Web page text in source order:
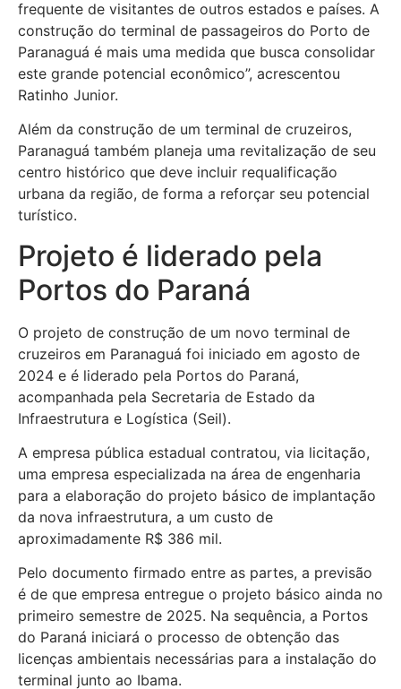
frequente de visitantes de outros estados e países. A
construção do terminal de passageiros do Porto de
Paranaguá é mais uma medida que busca consolidar
este grande potencial econômico”, acrescentou
Ratinho Junior.
Além da construção de um terminal de cruzeiros,
Paranaguá também planeja uma revitalização de seu
centro histórico que deve incluir requalificação
urbana da região, de forma a reforçar seu potencial
turístico.
Projeto é liderado pela
Portos do Paraná
O projeto de construção de um novo terminal de
cruzeiros em Paranaguá foi iniciado em agosto de
2024 e é liderado pela Portos do Paraná,
acompanhada pela Secretaria de Estado da
Infraestrutura e Logística (Seil).
A empresa pública estadual contratou, via licitação,
uma empresa especializada na área de engenharia
para a elaboração do projeto básico de implantação
da nova infraestrutura, a um custo de
aproximadamente R$ 386 mil.
Pelo documento firmado entre as partes, a previsão
é de que empresa entregue o projeto básico ainda no
primeiro semestre de 2025. Na sequência, a Portos
do Paraná iniciará o processo de obtenção das
licenças ambientais necessárias para a instalação do
terminal junto ao Ibama.